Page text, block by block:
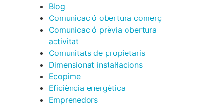
Blog
Comunicació obertura comerç
Comunicació prèvia obertura
activitat
Comunitats de propietaris
Dimensionat instal·lacions
Ecopime
Eficiència energètica
Emprenedors